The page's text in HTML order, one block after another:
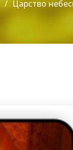
Царство